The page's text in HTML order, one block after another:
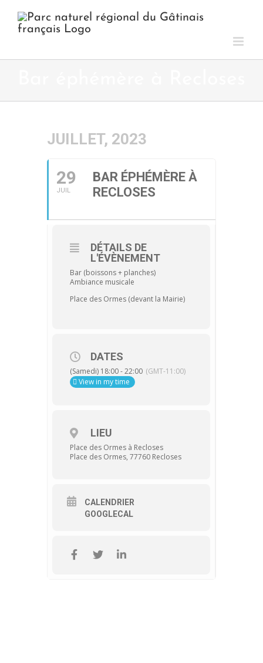
contenu
JUILLET, 2023
29
JUIL
BAR ÉPHÉMÈRE À
RECLOSES
DÉTAILS DE
L'ÉVÈNEMENT
Bar (boissons + planches)
Ambiance musicale
Place des Ormes (devant la Mairie)
DATES
(Samedi) 18:00 - 22:00 (GMT-11:00)
View in my time
LIEU
Place des Ormes à Recloses
Place des Ormes, 77760 Recloses
CALENDRIER
GOOGLECAL